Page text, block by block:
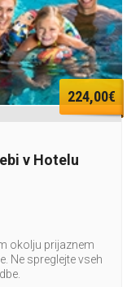
224,00€
v Hotelu
okolju prijaznem
Ne spreglejte vseh